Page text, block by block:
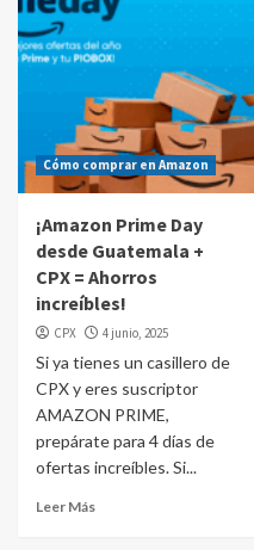
Cómo comprar en Amazon
¡Amazon Prime Day
desde Guatemala +
CPX = Ahorros
increíbles!
CPX 4 junio, 2025
Si ya tienes un casillero de
CPX y eres suscriptor
AMAZON PRIME,
prepárate para 4 días de
ofertas increíbles. Si...
Leer Más